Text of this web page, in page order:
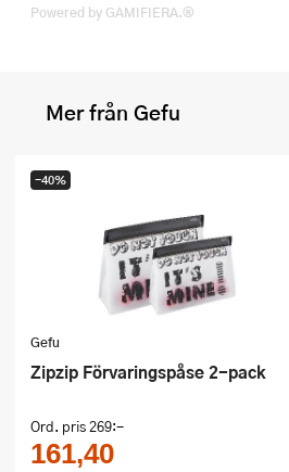
Powered by GAMIFIERA.®
Mer från Gefu
Gefu
Zipzip Förvaringspåse 2-pack
Ord. pris269:-
161,40
-40%